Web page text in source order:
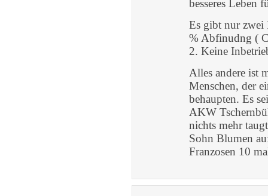
besseres Leben
Es gibt nur
% Abfinudng (
2. Keine
Alles andere ist
Menschen, der
behaupten. Es
AKW
nichts mehr
Sohn Blumen
Franzosen 10